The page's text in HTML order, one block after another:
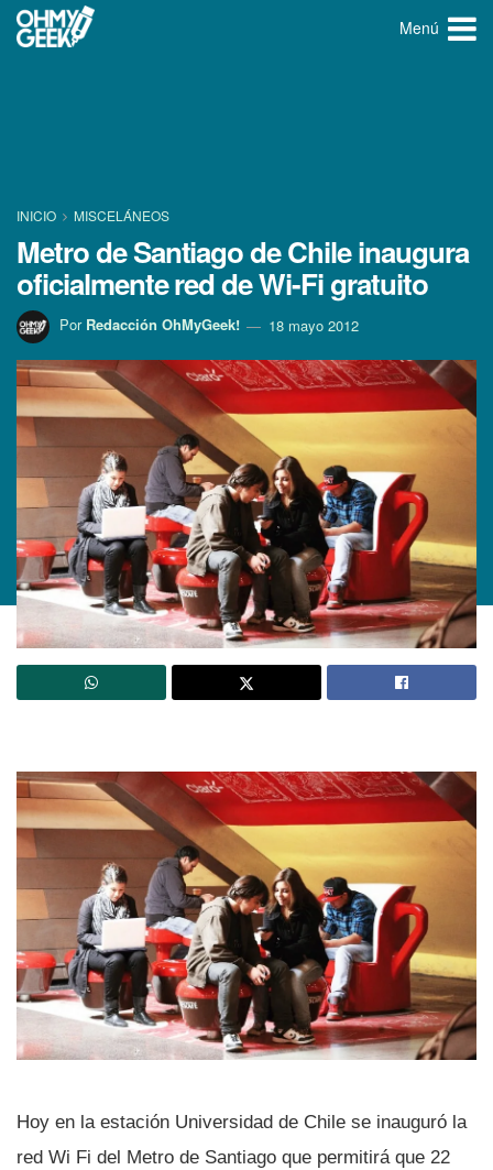
Menú
INICIO MISCELÁNEOS
Metro de Santiago de Chile inaugura
oficialmente red de Wi-Fi gratuito
Por Redacción OhMyGeek! 18 mayo 2012
Hoy en la estación Universidad de Chile se inauguró la
red Wi Fi del Metro de Santiago que permitirá que 22